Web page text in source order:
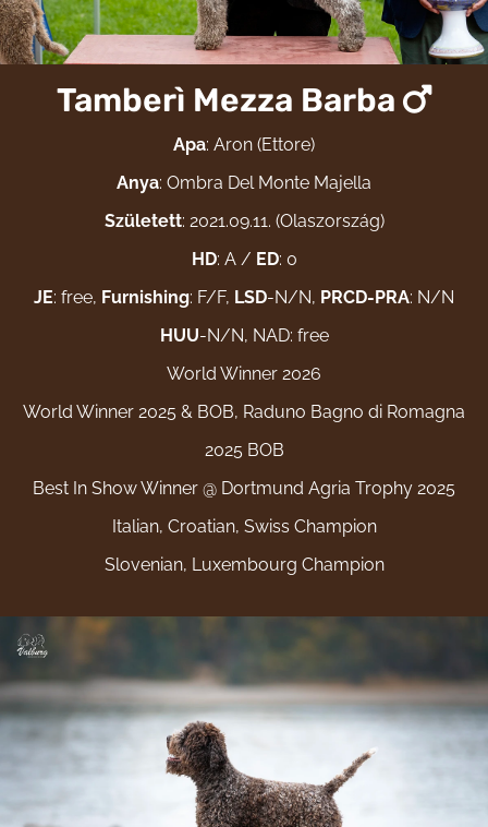
Tamberì Mezza Barba
Apa: Aron (Ettore)
Anya: Ombra Del Monte Majella
Született: 2021.09.11. (Olaszország)
HD: A / ED: 0
JE: free, Furnishing: F/F, LSD-N/N, PRCD-PRA: N/N
HUU-N/N, NAD: free
World Winner 2026
World Winner 2025 & BOB, Raduno Bagno di Romagna
2025 BOB
Best In Show Winner @ Dortmund Agria Trophy 2025
Italian, Croatian, Swiss Champion
Slovenian, Luxembourg Champion